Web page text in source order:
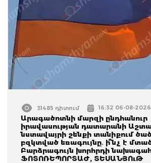
31485 դիտում 16:32 06-08-2026
Արագածոտնի մարզի ընդհանուր
իրավասության դատարանի
նստավայրի շենքի տանիքում
բզկտված եռագույնը․ ի՞նչ է
Բարձրագույն խորհրդի
ՖՈՏՈՌԵՊՈՐՏԱԺ, ՏԵՍԱՆՅՈւԹ